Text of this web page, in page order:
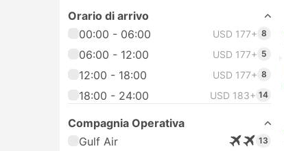
Orario di arrivo
00:00 - 06:00
USD 177+ 8
06:00 - 12:00 USD 177+ 5
12:00 - 18:00 USD 177+ 8
18:00 - 24:00 USD 183+ 14
Compagnia Operativa
Gulf Air
13